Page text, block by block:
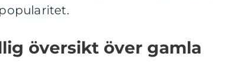
översikt över gamla